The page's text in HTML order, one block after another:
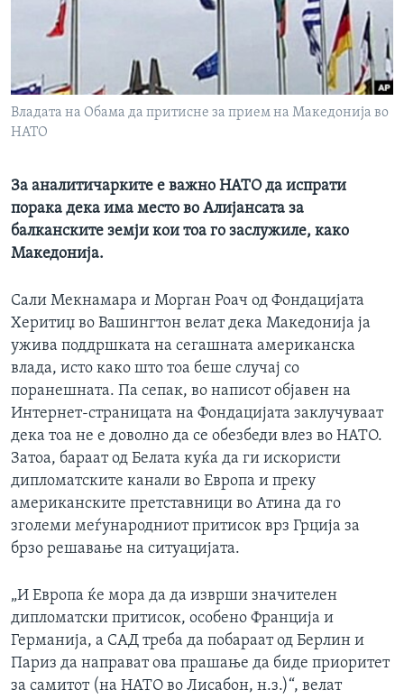
ИНТЕРВЈУА
Јазици
Владата на Обама да притисне за прием на Македонија во
НАТО
За аналитичарките е важно НАТО да испрати
порака дека има место во Алијансата за
балканските земји кои тоа го заслужиле, како
Македонија.
Сали Мекнамара и Морган Роач од Фондацијата
Херитиџ во Вашингтон велат дека Македонија ја
ужива поддршката на сегашната американска
влада, исто како што тоа беше случај со
поранешната. Па сепак, во написот објавен на
Интернет-страницата на Фондацијата заклучуваат
дека тоа не е доволно да се обезбеди влез во НАТО.
Затоа, бараат од Белата куќа да ги искористи
дипломатските канали во Европа и преку
американските претставници во Атина да го
зголеми меѓународниот притисок врз Грција за
брзо решавање на ситуацијата.
„И Европа ќе мора да да изврши значителен
дипломатски притисок, особено Франција и
Германија, а САД треба да побараат од Берлин и
Париз да направат ова прашање да биде приоритет
за самитот (на НАТО во Лисабон, н.з.)“, велат